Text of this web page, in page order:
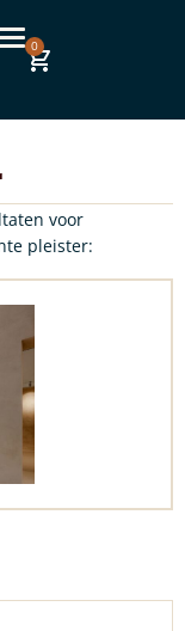
0
voor
pleister: